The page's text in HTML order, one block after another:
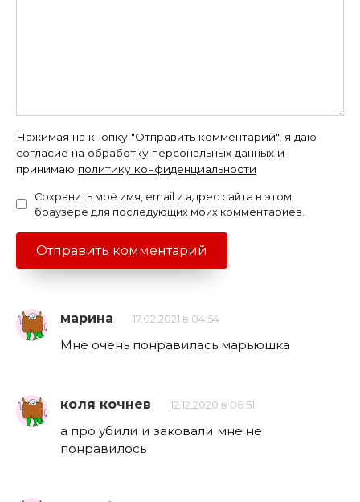
Нажимая на кнопку "Отправить комментарий", я даю
согласие на обработку персональных данных и
принимаю политику конфиденциальности
Сохранить моё имя, email и адрес сайта в этом
браузере для последующих моих комментариев.
марина 17.02.2021 в 04:54
Мне очень понравилась марьюшка
коля кочнев 12.12.2020 в 06:51
а про убили и заковали мне не
понравилось